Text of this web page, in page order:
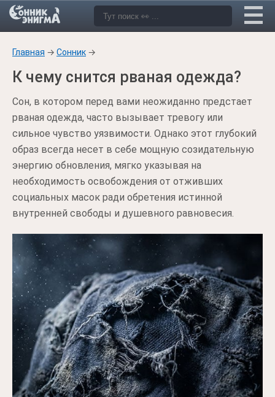
Главная → Сонник →
К чему снится рваная одежда?
Сон, в котором перед вами неожиданно предстает
рваная одежда, часто вызывает тревогу или
сильное чувство уязвимости. Однако этот глубокий
образ всегда несет в себе мощную созидательную
энергию обновления, мягко указывая на
необходимость освобождения от отживших
социальных масок ради обретения истинной
внутренней свободы и душевного равновесия.